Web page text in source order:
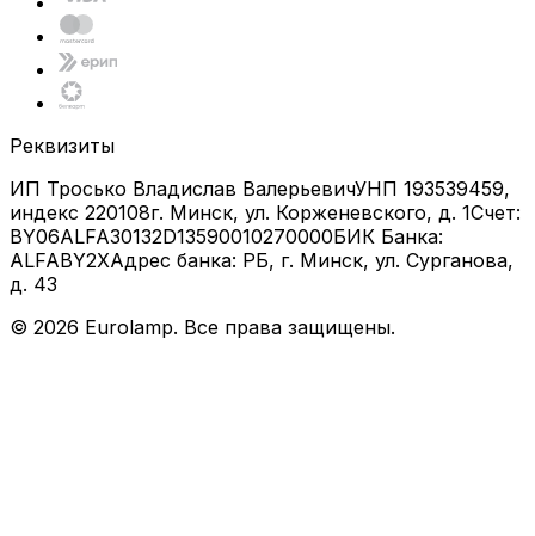
Реквизиты
ИП Тросько Владислав ВалерьевичУНП 193539459,
индекс 220108г. Минск, ул. Корженевского, д. 1Счет:
BY06ALFA30132D13590010270000БИК Банка:
ALFABY2XАдрес банка: РБ, г. Минск, ул. Сурганова,
д. 43
© 2026 Eurolamp. Все права защищены.